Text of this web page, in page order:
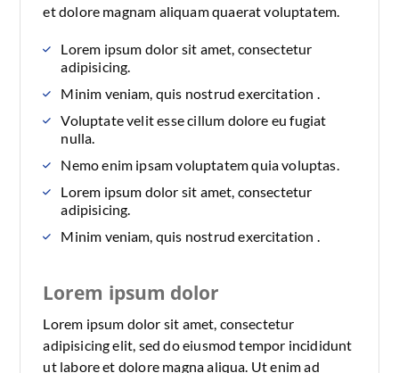
et dolore magnam aliquam quaerat voluptatem.
Lorem ipsum dolor sit amet, consectetur
adipisicing.
Minim veniam, quis nostrud exercitation .
Voluptate velit esse cillum dolore eu fugiat
nulla.
Nemo enim ipsam voluptatem quia voluptas.
Lorem ipsum dolor sit amet, consectetur
adipisicing.
Minim veniam, quis nostrud exercitation .
Lorem ipsum dolor
Lorem ipsum dolor sit amet, consectetur
adipisicing elit, sed do eiusmod tempor incididunt
ut labore et dolore magna aliqua. Ut enim ad